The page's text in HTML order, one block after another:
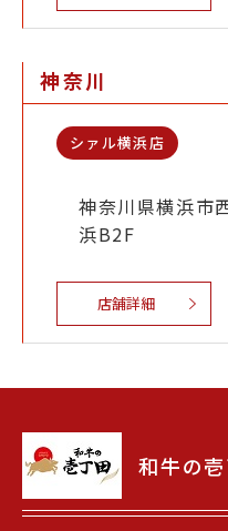
神奈川
シァル横浜店
神奈川県横浜市
浜B2F
店舗詳細
和牛の